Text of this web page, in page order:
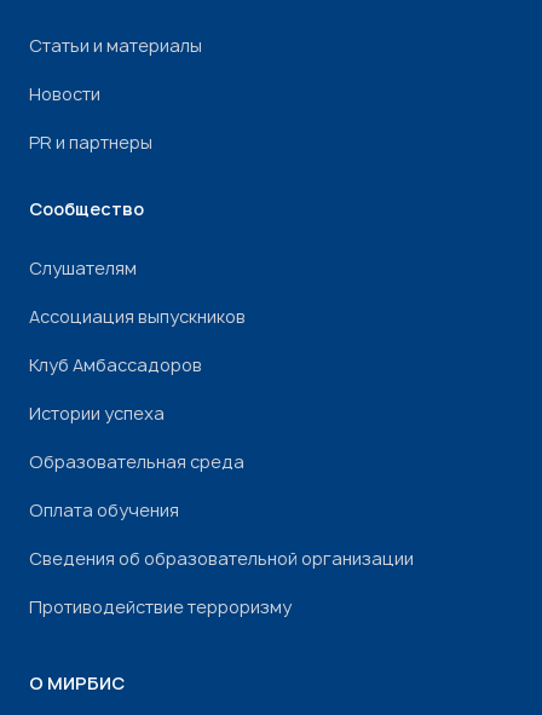
Статьи и материалы
Новости
PR и партнеры
Сообщество
Слушателям
Ассоциация выпускников
Клуб Амбассадоров
Истории успеха
Образовательная среда
Оплата обучения
Сведения об образовательной организации
Противодействие терроризму
О МИРБИС